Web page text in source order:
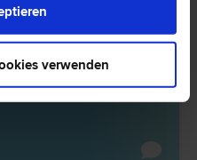
verwenden
m.b.H.
| Unternehmens­recht | Bau­